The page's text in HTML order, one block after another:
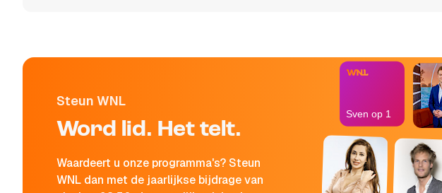
Steun WNL
Word lid. Het telt.
Waardeert u onze programma's? Steun
WNL dan met de jaarlijkse bijdrage van
Sven op 1